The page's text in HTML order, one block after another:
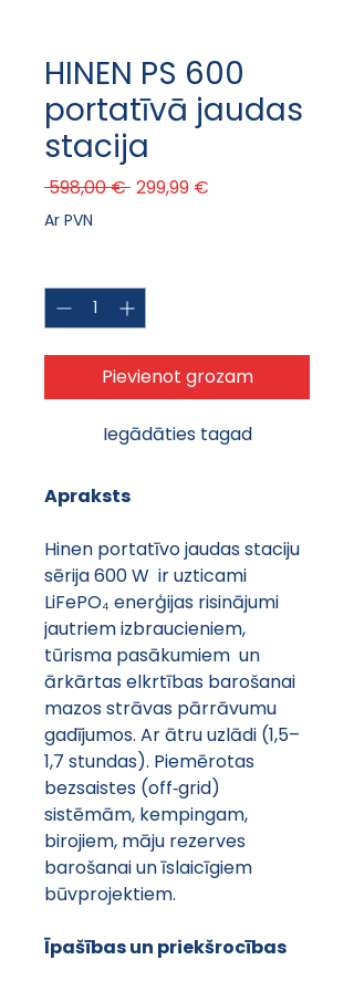
HINEN PS 600
portatīvā jaudas
stacija
598,00 € Parastā cena
299,99 €
Ar PVN
Pievienot grozam
Iegādāties tagad
Apraksts
Hinen portatīvo jaudas staciju
sērija 600 W  ir uzticami
LiFePO₄ enerģijas risinājumi
jautriem izbraucieniem,
tūrisma pasākumiem  un
ārkārtas elkrtības barošanai
mazos strāvas pārrāvumu
gadījumos. Ar ātru uzlādi (1,5–
1,7 stundas). Piemērotas
bezsaistes (off‑grid)
sistēmām, kempingam,
birojiem, māju rezerves
barošanai un īslaicīgiem
būvprojektiem.
Īpašības un priekšrocības